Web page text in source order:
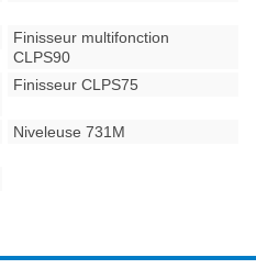
Finisseur multifonction
CLPS90
Finisseur CLPS75
Niveleuse 731M